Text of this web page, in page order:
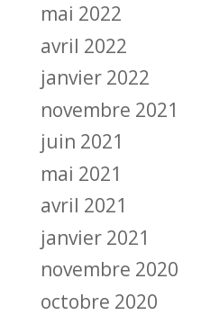
mai 2022
avril 2022
janvier 2022
novembre 2021
juin 2021
mai 2021
avril 2021
janvier 2021
novembre 2020
octobre 2020